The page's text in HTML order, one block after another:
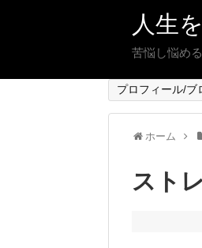
人生
苦悩し悩め
プロフィール/ブ
ホーム
スト